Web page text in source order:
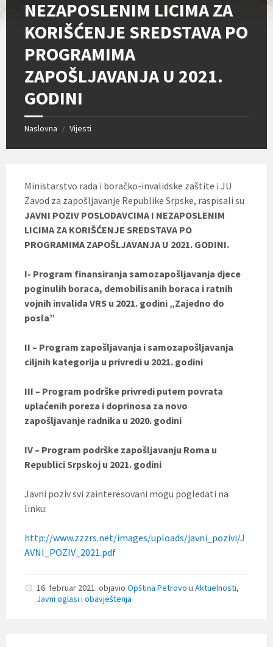
NEZAPOSLENIM LICIMA ZA
KORIŠĆENJE SREDSTAVA PO
PROGRAMIMA
ZAPOŠLJAVANJA U 2021.
GODINI
Naslovna / Vijesti
Ministarstvo rada i boračko-invalidske zaštite i JU
Zavod za zapošljavanje Republike Srpske, raspisali su
JAVNI POZIV POSLODAVCIMA I NEZAPOSLENIM
LICIMA ZA KORIŠĆENJE SREDSTAVA PO
PROGRAMIMA ZAPOŠLJAVANJA U 2021. GODINI.
I- Program finansiranja samozapošljavanja djece
poginulih boraca, demobilisanih boraca i ratnih
vojnih invalida VRS u 2021. godini „Zajedno do
posla”
II – Program zapošljavanja i samozapošljavanja
ciljnih kategorija u privredi u 2021. godini
III – Program podrške privredi putem povrata
uplaćenih poreza i doprinosa za novo
zapošljavanje radnika u 2020. godini
IV – Program podrške zapošljavanju Roma u
Republici Srpskoj u 2021. godini
Javni poziv svi zainteresovani mogu pogledati na
linku:
http://www.zzzrs.net/images/uploads/javni_pozivi/J
AVNI_POZIV_2021.pdf
16. februar 2021. objavio Opština Petrovo u Aktuelnosti,
Javni oglasi i obavještenja